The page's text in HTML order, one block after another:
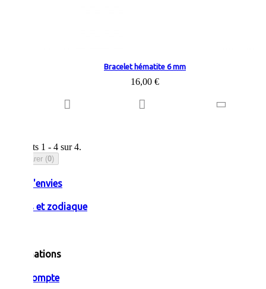
Bracelet hématite 6 mm
16,00 €
Résultats 1 - 4 sur 4.
Comparer (0)
Liste d'envies
Pierres et zodiaque
Informations
Mon compte